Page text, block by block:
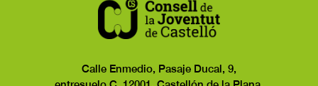
Calle Enmedio, Pasaje Ducal, 9,